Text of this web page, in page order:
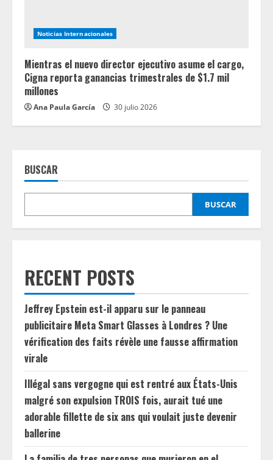
Noticias Internacionales
Mientras el nuevo director ejecutivo asume el cargo,
Cigna reporta ganancias trimestrales de $1.7 mil
millones
Ana Paula García 30 julio 2026
BUSCAR
BUSCAR
RECENT POSTS
Jeffrey Epstein est-il apparu sur le panneau
publicitaire Meta Smart Glasses à Londres ? Une
vérification des faits révèle une fausse affirmation
virale
Illégal sans vergogne qui est rentré aux États-Unis
malgré son expulsion TROIS fois, aurait tué une
adorable fillette de six ans qui voulait juste devenir
ballerine